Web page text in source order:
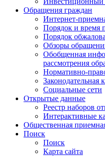
Обращения граждан
Интернет-
Порядок и время
Порядок
Обзоры
Обобщенная
рассмотрения
Нормативно-
Законодательная
Социальные сети
Открытые данные
Реестр наборов
Интерактивные
Общественная
Поиск
Поиск
Карта сайта